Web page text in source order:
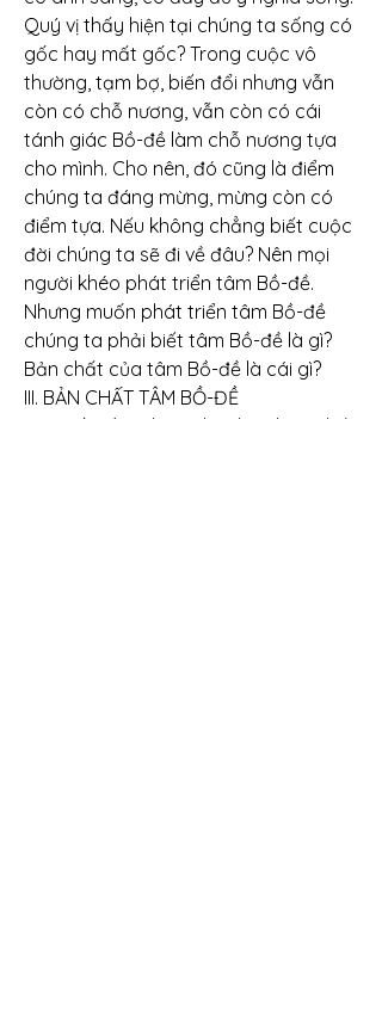
Quý vị thấy hiện tại chúng ta sống có
gốc hay mất gốc? Trong cuộc vô
thường, tạm bợ, biến đổi nhưng vẫn
còn có chỗ nương, vẫn còn có cái
tánh giác Bồ-đề làm chỗ nương tựa
cho mình. Cho nên, đó cũng là điểm
chúng ta đáng mừng, mừng còn có
điểm tựa. Nếu không chẳng biết cuộc
đời chúng ta sẽ đi về đâu? Nên mọi
người khéo phát triển tâm Bồ-đề.
Nhưng muốn phát triển tâm Bồ-đề
chúng ta phải biết tâm Bồ-đề là gì?
Bản chất của tâm Bồ-đề là cái gì?
III. BẢN CHẤT TÂM BỒ-ĐỀ
Tâm Bồ-đề có ba nghĩa, hay bản chất